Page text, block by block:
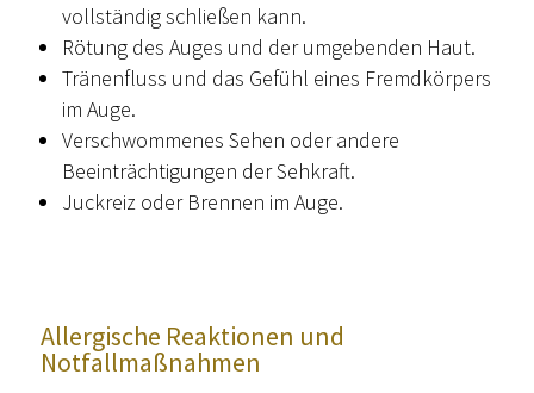
vollständig schließen kann.
Rötung des Auges und der umgebenden Haut.
Tränenfluss und das Gefühl eines Fremdkörpers
im Auge.
Verschwommenes Sehen oder andere
Beeinträchtigungen der Sehkraft.
Juckreiz oder Brennen im Auge.
Allergische Reaktionen und
Notfallmaßnahmen